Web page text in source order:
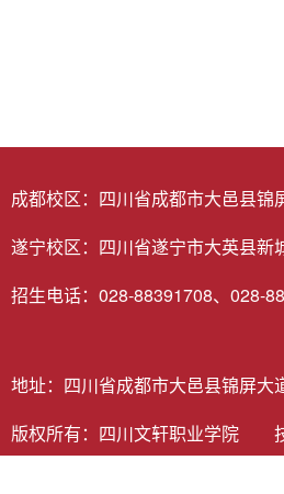
成都校区：四川省成都市大邑县
遂宁校区：四川省遂宁市大英县新
招生电话：028-88391708、028-
地址：四川省成都市大邑县锦
版权所有：四川文轩职业学院 技